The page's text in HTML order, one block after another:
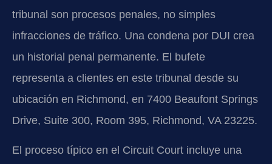
tribunal son procesos penales, no simples
infracciones de tráfico. Una condena por DUI crea
un historial penal permanente. El bufete
representa a clientes en este tribunal desde su
ubicación en Richmond, en 7400 Beaufont Springs
Drive, Suite 300, Room 395, Richmond, VA 23225.
El proceso típico en el Circuit Court incluye una